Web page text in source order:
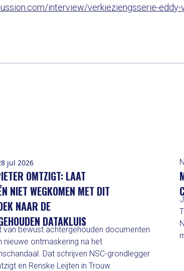
interview/verkieziengsserie-eddy-
jul 2026
OMTZIGT: LAAT
NIET WEGKOMEN MET DIT
NAAR DE
DATAKLUIS
van bewust achtergehouden documenten
nieuwe ontmaskering na het
Dat schrijven NSC-grondlegger
en Renske Leijten in Trouw.